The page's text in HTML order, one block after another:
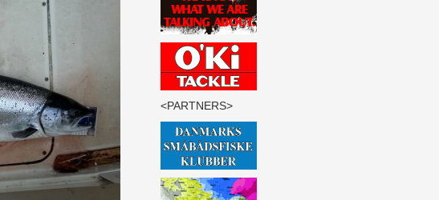
<PARTNERS>